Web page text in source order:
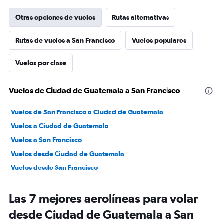
Otras opciones de vuelos Rutas alternativas
Rutas de vuelos a San Francisco Vuelos populares
Vuelos por clase
Vuelos de Ciudad de Guatemala a San Francisco
Vuelos de San Francisco a Ciudad de Guatemala
Vuelos a Ciudad de Guatemala
Vuelos a San Francisco
Vuelos desde Ciudad de Guatemala
Vuelos desde San Francisco
Las 7 mejores aerolíneas para volar
desde Ciudad de Guatemala a San